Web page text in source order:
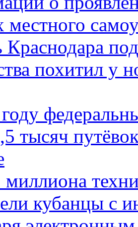
местного
похитил у
тысяч
миллиона
кубанцы с